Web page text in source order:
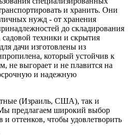
и хранить. Они
нужд - от хранения
до складирования
техники и скрытия
дачи изготовлены из
который устойчив к
не выгорает и не плавится на
и надежную
(Израиль, США), так и
предлагаем широкий выбор
и оттенков, чтобы удовлетворить